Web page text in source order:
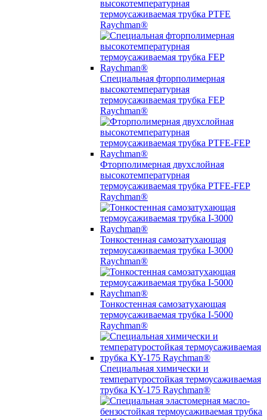
высокотемпературная
термоусаживаемая трубка PTFE
Raychman®
Специальная фторполимерная
высокотемпературная
термоусаживаемая трубка FEP
Raychman®
Фторполимерная двухслойная
высокотемпературная
термоусаживаемая трубка PTFE-FEP
Raychman®
Тонкостенная самозатухающая
термоусаживаемая трубка I-3000
Raychman®
Тонкостенная самозатухающая
термоусаживаемая трубка I-5000
Raychman®
Специальная химически и
температуростойкая термоусаживаемая
трубка KY-175 Raychman®